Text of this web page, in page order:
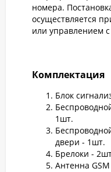
номера.
осуществляется
или управлением с
Комплектация
Блок
1шт.
двери - 1шт.
Брелоки -
Антенна